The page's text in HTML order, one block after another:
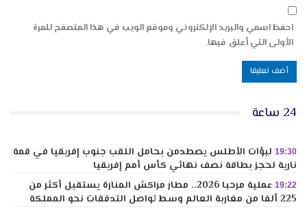
احفظ اسمي والبريد الإلكتروني وموقع الويب في هذا المتصفح للمرة
الأولى التي أعلق فيها.
24 ساعة
19:30 لبؤات الأطلس يصطدمن بحامل اللقب جنوب إفريقيا في قمة
نارية لحجز بطاقة نصف نهائي كأس أمم إفريقيا
19:22
عملية مرحبا 2026.. مطار مراكش المنارة يستقبل أكثر من
225 ألفا من مغاربة العالم وسط تواصل التدفقات نحو المملكة